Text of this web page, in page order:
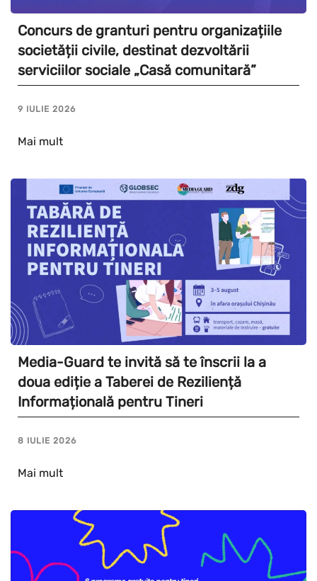
Concurs de granturi pentru organizațiile
societății civile, destinat dezvoltării
serviciilor sociale „Casă comunitară”
9 IULIE 2026
Mai mult
Media-Guard te invită să te înscrii la a
doua ediție a Taberei de Reziliență
Informațională pentru Tineri
8 IULIE 2026
Mai mult